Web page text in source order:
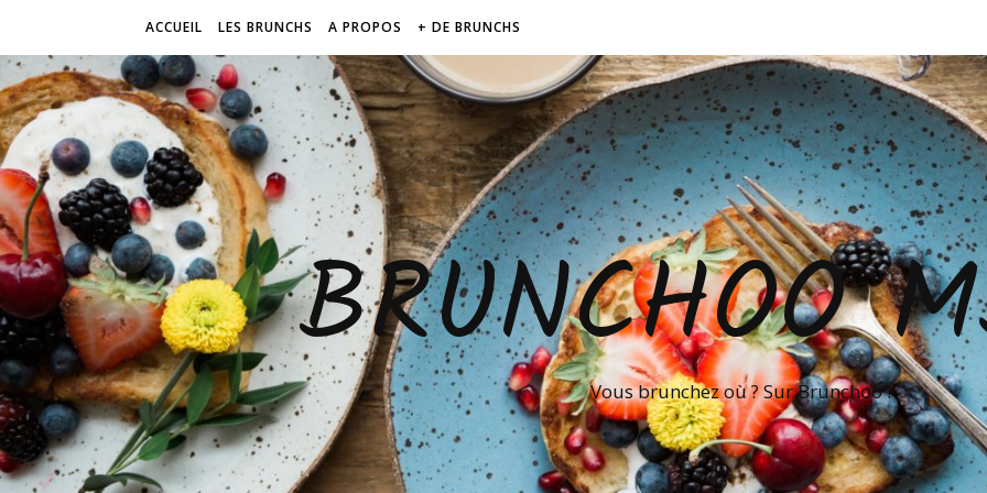
ACCUEIL LES BRUNCHS A PROPOS + DE BRUNCHS
BRUNCHOO
Vous brunchez où ? Sur Brunchoo !